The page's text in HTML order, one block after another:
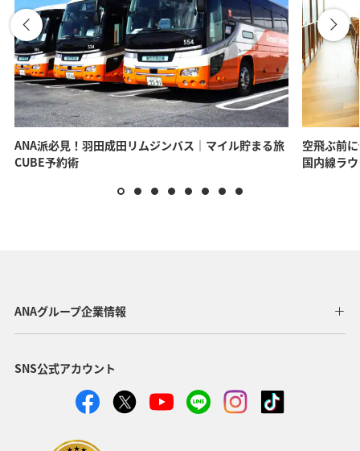
ANA派必見！羽田成田リムジンバス｜マイル貯まる旅
CUBE予約術
空飛ぶ前
国内線ラ
ANAグループ企業情報
SNS公式アカウント